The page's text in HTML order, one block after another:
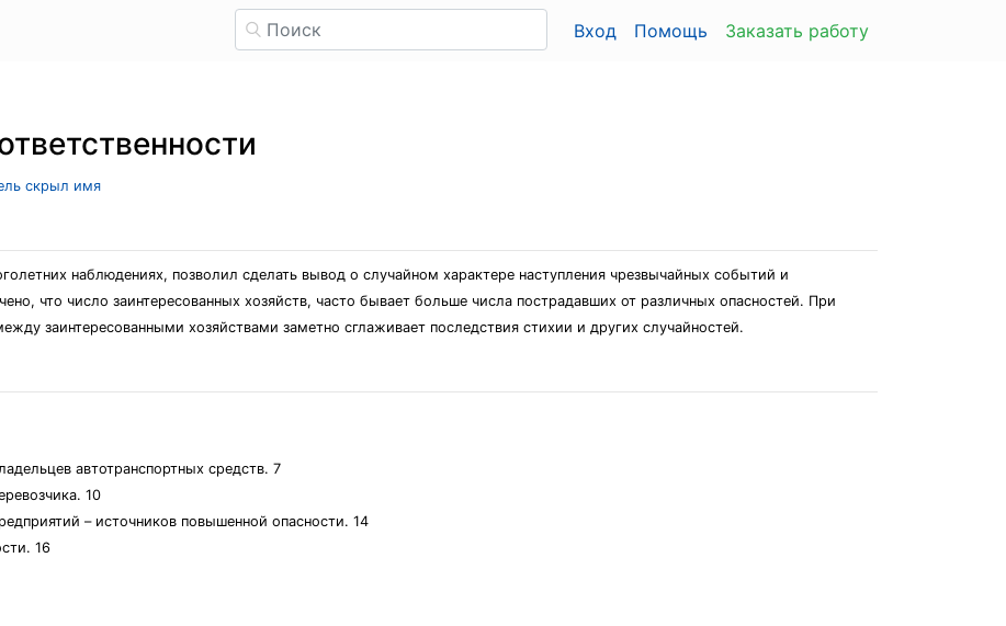
Вход Помощь Заказать работу
скрыл имя
наблюдениях, позволил сделать вывод о случайном характере наступления чрезвычайных событий и
что число заинтересованных хозяйств, часто бывает больше числа пострадавших от различных опасностей. При
заинтересованными хозяйствами заметно сглаживает последствия стихии и других случайностей.
автотранспортных средств. 7
10
– источников повышенной опасности. 14
16